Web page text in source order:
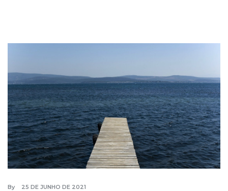
By 25 DE JUNHO DE 2021